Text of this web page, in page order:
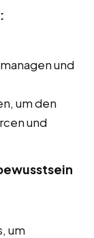
und
um den
und
um